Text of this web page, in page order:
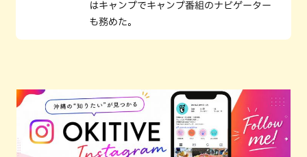
はキャンプでキャンプ番組のナビゲーター
も務めた。